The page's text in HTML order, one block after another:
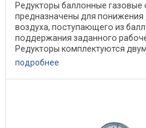
Редукторы баллонные газовые
предназначены для понижения
воздуха, поступающего из
поддержания заданного
Редукторы комплектуются
подробнее